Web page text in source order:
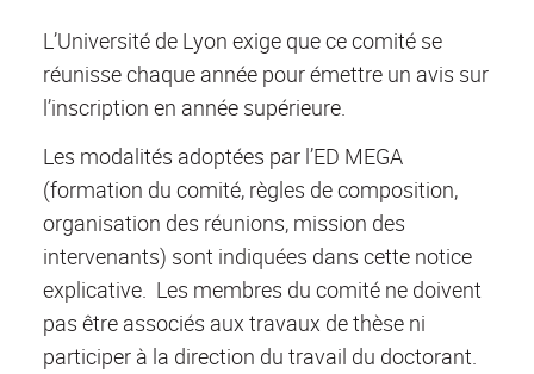
L’Université de Lyon exige que ce comité se
réunisse chaque année pour émettre un avis sur
l’inscription en année supérieure.
Les modalités adoptées par l’ED MEGA
(formation du comité, règles de composition,
organisation des réunions, mission des
intervenants) sont indiquées dans cette notice
explicative. Les membres du comité ne doivent
pas être associés aux travaux de thèse ni
participer à la direction du travail du doctorant.